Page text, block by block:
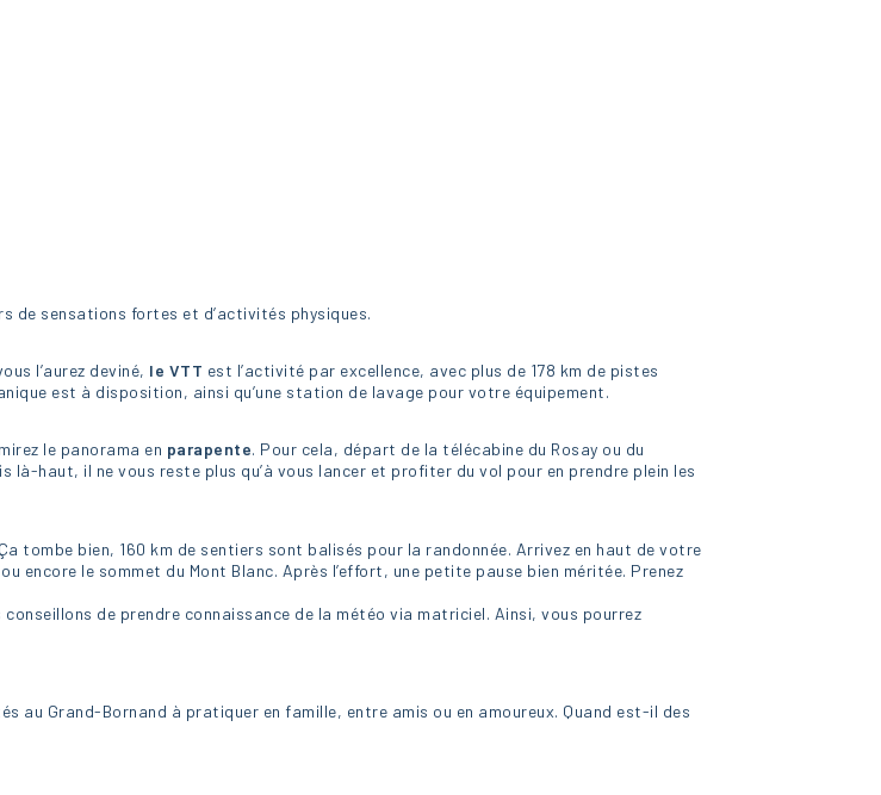
de sensations fortes et d’activités physiques.
l’aurez deviné, le VTT est l’activité par excellence, avec plus de 178 km de pistes
est à disposition, ainsi qu’une station de lavage pour votre équipement.
le panorama en parapente. Pour cela, départ de la télécabine du Rosay ou du
haut, il ne vous reste plus qu’à vous lancer et profiter du vol pour en prendre plein les
tombe bien, 160 km de sentiers sont balisés pour la randonnée. Arrivez en haut de votre
encore le sommet du Mont Blanc. Après l’effort, une petite pause bien méritée. Prenez
de prendre connaissance de la météo via matriciel. Ainsi, vous pourrez
au Grand-Bornand à pratiquer en famille, entre amis ou en amoureux. Quand est-il des